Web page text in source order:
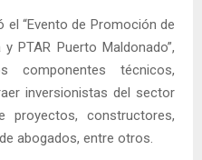
“Evento de Promoción de
PTAR Puerto Maldonado”,
componentes técnicos,
inversionistas del sector
proyectos, constructores,
abogados, entre otros.